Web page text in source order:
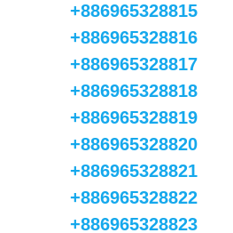
+886965328815
+886965328816
+886965328817
+886965328818
+886965328819
+886965328820
+886965328821
+886965328822
+886965328823